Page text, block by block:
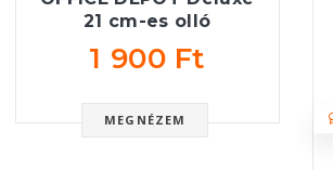
21 cm-es olló
1 900 Ft
MEGNÉZEM